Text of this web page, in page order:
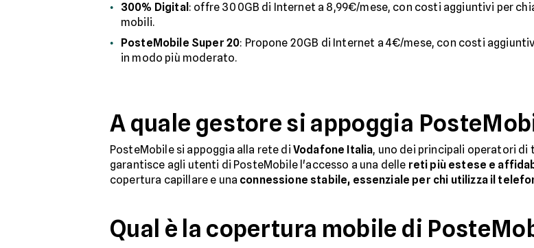
300% Digital : offre 300GB di Internet a 8,99€/mese, con costi aggiuntivi per
mobili.
PosteMobile Super 20: Propone 20GB di Internet a 4€/mese, con costi
in modo più moderato.
A quale gestore si appoggia
PosteMobile si appoggia alla rete di Vodafone Italia, uno dei principali operatori di
garantisce agli utenti di PosteMobile l'accesso a una delle reti più estese e
copertura capillare e una connessione stabile, essenziale per chi utilizza il
Qual è la copertura mobile di